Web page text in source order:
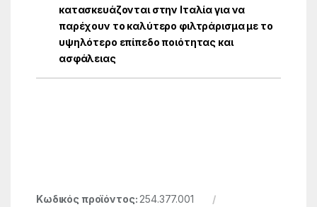
κατασκευάζονται στην Ιταλία για να
παρέχουν το καλύτερο φιλτράρισμα με το
υψηλότερο επίπεδο ποιότητας και
ασφάλειας
Κωδικός προϊόντος: 254.377.001